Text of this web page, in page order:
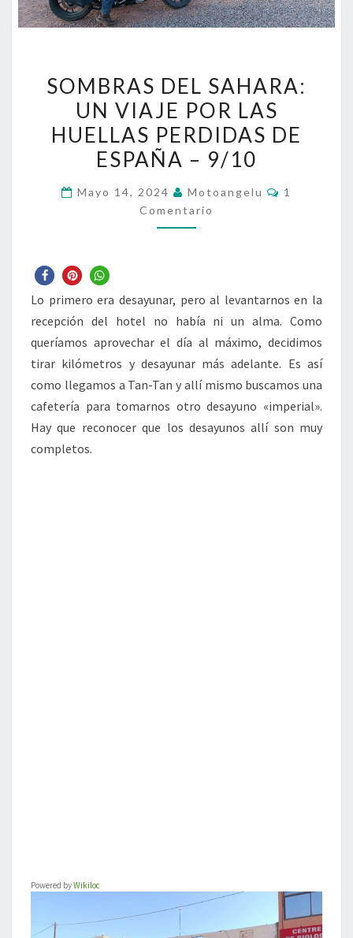
DEL
SAHARA:
UN
VIAJE
LAS
HUELLAS
–
9/10
SOMBRAS DEL SAHARA:
UN VIAJE POR LAS
HUELLAS PERDIDAS DE
ESPAÑA – 9/10
Mayo 14, 2024 Motoangelu
1
Comentario
Lo primero era desayunar, pero al levantarnos en la
recepción del hotel no había ni un alma. Como
queríamos aprovechar el día al máximo, decidimos
tirar kilómetros y desayunar más adelante. Es así
como llegamos a Tan-Tan y allí mismo buscamos una
cafetería para tomarnos otro desayuno «imperial».
Hay que reconocer que los desayunos allí son muy
completos.
Powered byWikiloc